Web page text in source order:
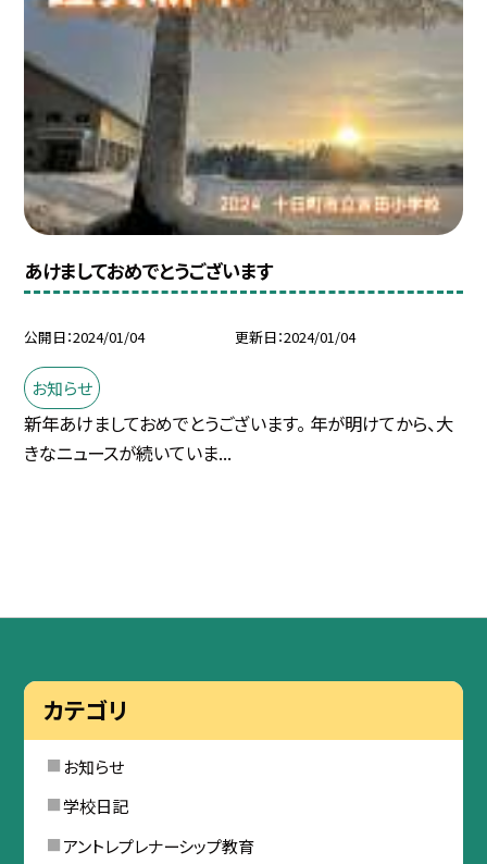
あけましておめでとうございます
公開日 2024/01/04 更新日 2024/01/04
お知らせ
新年あけましておめでとうございます。 年が明けてから、大
きなニュースが続いていま...
カテゴリ
お知らせ
学校日記
アントレプレナーシップ教育